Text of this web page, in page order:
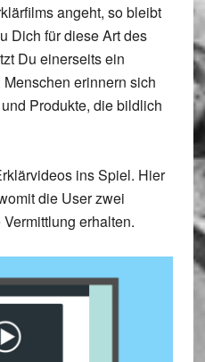
angeht, so bleibt
Dich für diese Art des
Du einerseits ein
erinnern sich
Produkte, die bildlich
ins Spiel. Hier
die User zwei
erhalten.